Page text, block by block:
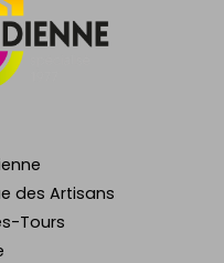
des Artisans
Tours